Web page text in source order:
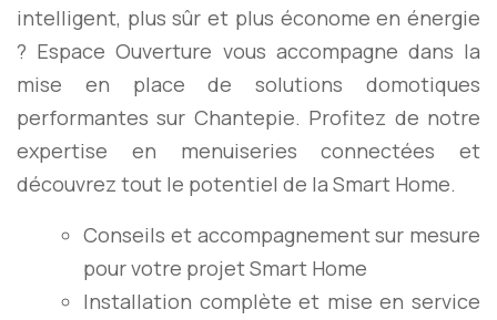
intelligent, plus sûr et plus économe en énergie
? Espace Ouverture vous accompagne dans la
mise en place de solutions domotiques
performantes sur Chantepie. Profitez de notre
expertise en menuiseries connectées et
découvrez tout le potentiel de la Smart Home.
Conseils et accompagnement sur mesure
pour votre projet Smart Home
Installation complète et mise en service